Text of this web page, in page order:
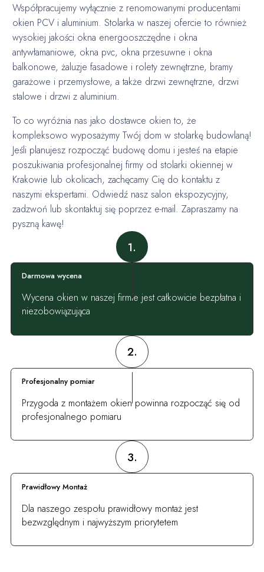
Współpracujemy wyłącznie z renomowanymi producentami
okien PCV i aluminium. Stolarka w naszej ofercie to również
wysokiej jakości okna energooszczędne i okna
antywłamaniowe, okna pvc, okna przesuwne i okna
balkonowe, żaluzje fasadowe i rolety zewnętrzne, bramy
garażowe i przemysłowe, a także drzwi zewnętrzne, drzwi
stalowe i drzwi z aluminium.
To co wyróżnia nas jako dostawce okien to, że
kompleksowo wyposażymy Twój dom w stolarkę budowlaną!
Jeśli planujesz rozpocząć budowę domu i jesteś na etapie
poszukiwania profesjonalnej firmy od stolarki okiennej w
Krakowie lub okolicach, zachęcamy Cię do kontaktu z
naszymi ekspertami. Odwiedź nasz salon ekspozycyjny,
zadzwoń lub skontaktuj się poprzez e-mail. Zapraszamy na
pyszną kawę!
1.
Darmowa wycena
Wycena okien w naszej firmie jest całkowicie bezpłatna i
niezobowiązująca
2.
Profesjonalny pomiar
Przygoda z montażem okien powinna rozpocząć się od
profesjonalnego pomiaru
3.
Prawidłowy Montaż
Dla naszego zespołu prawidłowy montaż jest
bezwzględnym i najwyższym priorytetem